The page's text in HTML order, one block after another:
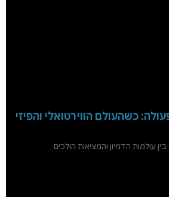
כשהעולם הווירטואלי והפיזי
עולמות הדמיון והמציאות הולכים